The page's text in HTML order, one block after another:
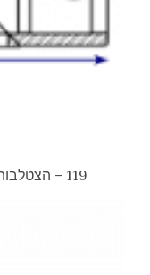
119 – הצטלבות (בר אמצעי) – משתנה מבט צד